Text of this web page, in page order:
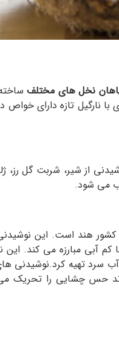
نخل های مختلف
دارد، حدود 5 درصد الکل دارد. تادی با نارگیل تازه
از شیر، شربت گل رز،
می شود.
کشور هند است. این
آبی مبارزه می کند. این
سرد تهیه کرد.نوشیدنی
حس چشایی را تحریک